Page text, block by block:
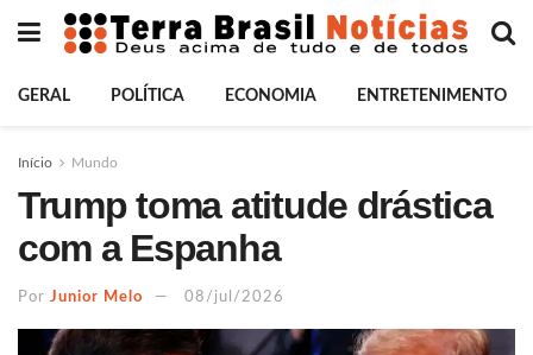
GERAL POLÍTICA ECONOMIA ENTRETENIMENTO
Início Mundo
Trump toma atitude drástica
com a Espanha
Por Junior Melo 08/jul/2026